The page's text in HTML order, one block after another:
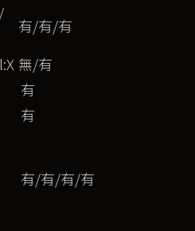
有/有/有
無/有
有
有
有/有/有/有